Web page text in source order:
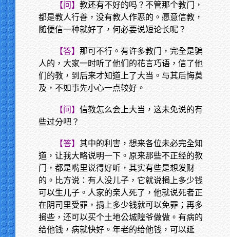
【问】 教还有不好的吗？不管那个教门，
都是教人行善，没有教人作恶的。愿意信教，
随便信一种就好了，何必要说短论长呢？
【答】 那可不行。有许多教门，完全是骗
人的，大家一时听了他们的花言巧语，信了他
们的教，到后来才知道上了大当。与其后悔莫
及，不如事先小心一点较好。
【问】 信教怎么会上大当，这未免说的有
些过分吧？
【答】 其中的利害，想来各位未必完全知
道，让我大略说明一下。原来那些不正经的教
门，都是嘴里说得好听，其实有些是想发财
的。比方说：有人没儿子，它就说捐上多少钱
可以生儿子。人家的亲人死了，他就说死者正
在阴司里受罪，捐上多少钱就可以免罪；再多
捐些，还可以买个土地公城隍爷做做。有病的
给他钱，病就快好。年老的给他钱，可以延